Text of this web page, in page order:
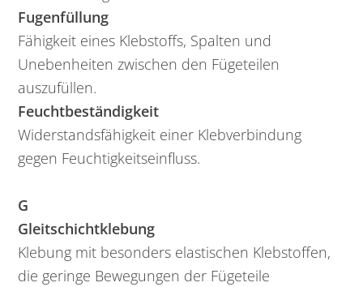
Fugenfüllung
Fähigkeit eines Klebstoffs, Spalten und
Unebenheiten zwischen den Fügeteilen
auszufüllen.
Feuchtbeständigkeit
Widerstandsfähigkeit einer Klebverbindung
gegen Feuchtigkeitseinfluss.
G
Gleitschichtklebung
Klebung mit besonders elastischen Klebstoffen,
die geringe Bewegungen der Fügeteile